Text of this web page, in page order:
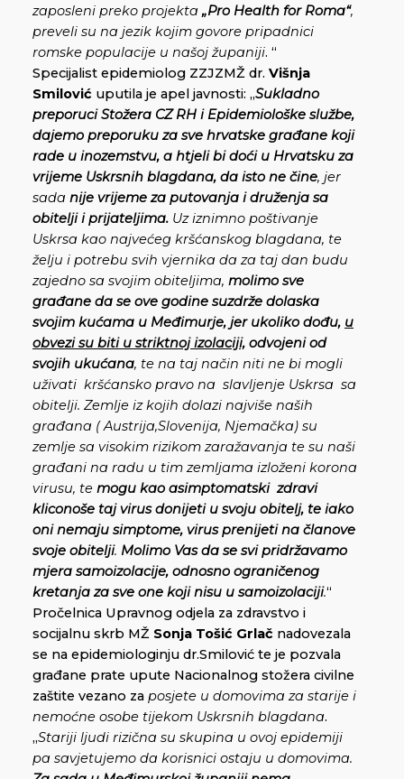
zaposleni preko projekta „Pro Health for Roma“,
preveli su na jezik kojim govore pripadnici
romske populacije u našoj županiji. “
Specijalist epidemiolog ZZJZMŽ dr. Višnja
Smilović uputila je apel javnosti: „Sukladno
preporuci Stožera CZ RH i Epidemiološke službe,
dajemo preporuku za sve hrvatske građane koji
rade u inozemstvu, a htjeli bi doći u Hrvatsku za
vrijeme Uskrsnih blagdana, da isto ne čine, jer
sada nije vrijeme za putovanja i druženja sa
obitelji i prijateljima. Uz iznimno poštivanje
Uskrsa kao najvećeg kršćanskog blagdana, te
želju i potrebu svih vjernika da za taj dan budu
zajedno sa svojim obiteljima, molimo sve
građane da se ove godine suzdrže dolaska
svojim kućama u Međimurje, jer ukoliko dođu, u
obvezi su biti u striktnoj izolaciji, odvojeni od
svojih ukućana, te na taj način niti ne bi mogli
uživati kršćansko pravo na slavljenje Uskrsa sa
obitelji. Zemlje iz kojih dolazi najviše naših
građana ( Austrija,Slovenija, Njemačka) su
zemlje sa visokim rizikom zaražavanja te su naši
građani na radu u tim zemljama izloženi korona
virusu, te mogu kao asimptomatski zdravi
kliconoše taj virus donijeti u svoju obitelj, te iako
oni nemaju simptome, virus prenijeti na članove
svoje obitelji. Molimo Vas da se svi pridržavamo
mjera samoizolacije, odnosno ograničenog
kretanja za sve one koji nisu u samoizolaciji.“
Pročelnica Upravnog odjela za zdravstvo i
socijalnu skrb MŽ Sonja Tošić Grlač nadovezala
se na epidemiologinju dr.Smilović te je pozvala
građane prate upute Nacionalnog stožera civilne
zaštite vezano za posjete u domovima za starije i
nemoćne osobe tijekom Uskrsnih blagdana.
„Stariji ljudi rizična su skupina u ovoj epidemiji
pa savjetujemo da korisnici ostaju u domovima.